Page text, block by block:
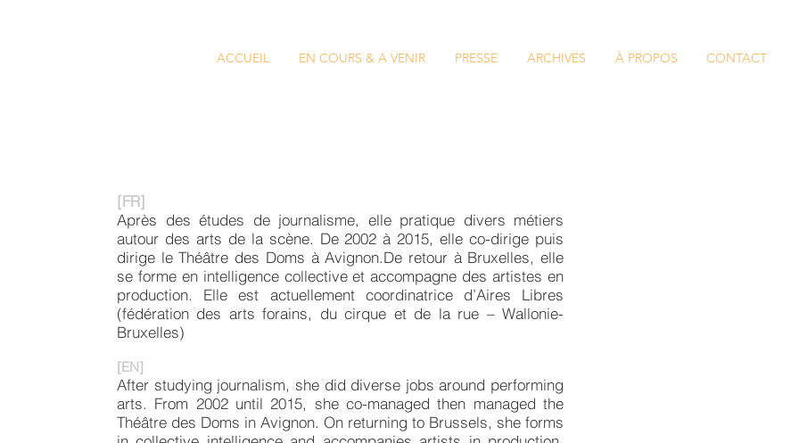
ACCUEIL EN COURS & A VENIR PRESSE ARCHIVES À PROPOS CONTACT
[FR]
Après des études de journalisme, elle pratique divers métiers
autour des arts de la scène. De 2002 à 2015, elle co-dirige puis
dirige le Théâtre des Doms à Avignon.De retour à Bruxelles, elle
se forme en intelligence collective et accompagne des artistes en
production. Elle est actuellement coordinatrice d’Aires Libres
(fédération des arts forains, du cirque et de la rue – Wallonie-
Bruxelles)
[EN]
After studying journalism, she did diverse jobs around performing
arts. From 2002 until 2015, she co-managed then managed the
Théâtre des Doms in Avignon. On returning to Brussels, she forms